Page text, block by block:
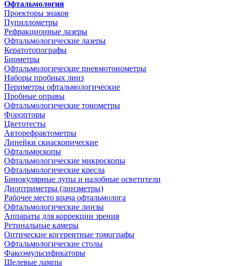
Офтальмология
Проекторы знаков
Пупиллометры
Рефракционные лазеры
Офтальмологические лазеры
Кератотопографы
Биометры
Офтальмологические пневмотонометры
Наборы пробных линз
Периметры офтальмологические
Пробные оправы
Офтальмологические тонометры
Форопторы
Цветотесты
Авторефрактометры
Линейки скиаскопические
Офтальмоскопы
Офтальмологические микроскопы
Офтальмологические кресла
Бинокулярные лупы и налобные осветители
Диоптриметры (линзметры)
Рабочее место врача офтальмолога
Офтальмологические линзы
Аппараты для коррекции зрения
Ретинальные камеры
Оптические когерентные томографы
Офтальмологические столы
Факоэмульсификаторы
Щелевые лампы